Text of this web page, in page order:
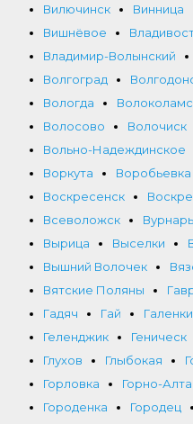
Вилючинск
Винница
Вишнёвое
Владимир-Волынский
Волгоград
Вологда
Волосово
Волочиск
Вольно-Надеждинское
Воркута
Воробьевка
Воскресенск
Всеволожск
Вырица
Выселки
Вышний Волочек
Вятские Поляны
Гадяч
Гай Галенки
Геленджик
Геническ
Глухов
Глыбокая
Горловка
Горно-
Городенка
Городец